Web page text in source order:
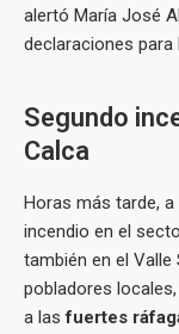
alertó María José
declaraciones para
Segundo
Calca
Horas más tarde, a
incendio en el
también en el
pobladores
a lasfuertes